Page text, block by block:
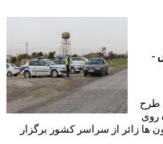
از سراسر کشور برگزار